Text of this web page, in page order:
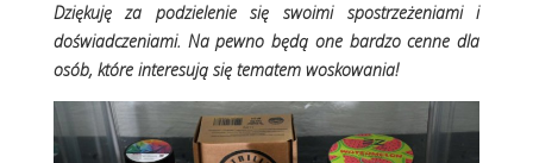
Dziękuję za podzielenie się swoimi spostrzeżeniami i
doświadczeniami. Na pewno będą one bardzo cenne dla
osób, które interesują się tematem woskowania!